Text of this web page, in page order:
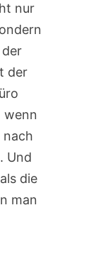
nur
der
wenn
nach
Und
die
man